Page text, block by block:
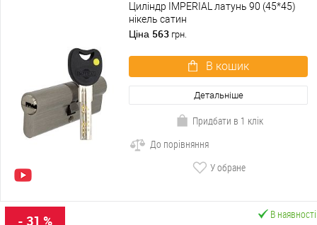
Циліндр IMPERIAL латунь 90 (45*45)
нікель сатин
Ціна 563 грн.
В кошик
Детальніше
Придбати в 1 клік
До порівняння
У обране
- 31 % В наявності